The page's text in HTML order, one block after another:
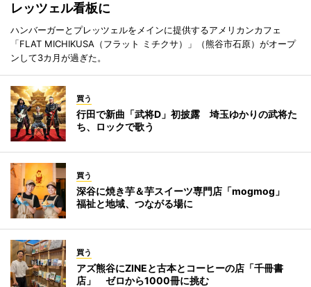
レッツェル看板に
ハンバーガーとプレッツェルをメインに提供するアメリカンカフェ
「FLAT MICHIKUSA（フラット ミチクサ）」（熊谷市石原）がオープ
ンして3カ月が過ぎた。
買う
行田で新曲「武将D」初披露 埼玉ゆかりの武将た
ち、ロックで歌う
買う
深谷に焼き芋＆芋スイーツ専門店「mogmog」
福祉と地域、つながる場に
買う
アズ熊谷にZINEと古本とコーヒーの店「千冊書
店」 ゼロから1000冊に挑む